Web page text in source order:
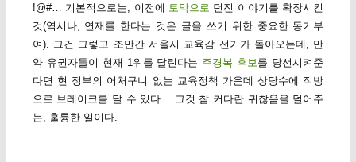
!@#… 기본적으로는, 이전에 토막으로 던진 이야기를 확장시킨
것(역시나, 연재를 한다는 것은 글을 쓰기 위한 중요한 동기부
여). 그건 그렇고 조만간 서울시 교육감 선거가 돌아오는데, 만
약 유권자들이 현재 1위를 달린다는 주경복 후보 를 당선시켜준
다면 현 정부의 어처구니 없는 교육정책 가운데 상당수에 직방
으로 브레이크를 달 수 있다… 그것 참 커다란 귀찮음을 덜어주
는, 훌륭한 일이다.